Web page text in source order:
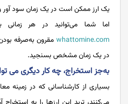
یک ارز ممکن است در یک زمان سود آور
اما شما می‌توانید در هر
whattomine.com مقرون به‌صرفه
در یک زمان مشخص بسنجید.
به‌جز استخراج، چه کار دیگری می
بسیاری از کارشناسانی که در زمینه